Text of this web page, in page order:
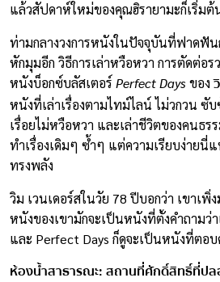
แล้วสัปดาห์ใหม่ของคุณฮิรายามะก็เริ่ม
ท่ามกลางวงการหนังในปัจจุบันที่ฟาดฟั
หักมุมอีก วิธีการเล่าหวือหวา การตัดต่อร
หนังบ็อกซ์บลัสเตอร์ Perfect Daysของ
หนังที่เล่าเรื่องตามไทม์ไลน์ ไม่วกวน ซับ
เรื่อยไม่หวือหวา และเล่าชีวิตของคนธ
ทำเรื่องเดิมๆ ซ้ำๆ แต่ความเรียบง่ายนี่
ทรงพลัง
วิม เวนเดอร์สในวัย 78 ปีบอกว่า เขาเพิ่
หนังของเขามักจะเป็นหนังที่ตั้งคำถามว่า
และ Perfect Days ก็ดูจะเป็นหนังที่ตอ
ห้องน้ำสาธารณะ: สถานที่ศักดิ์สิทธิ์ที่ป